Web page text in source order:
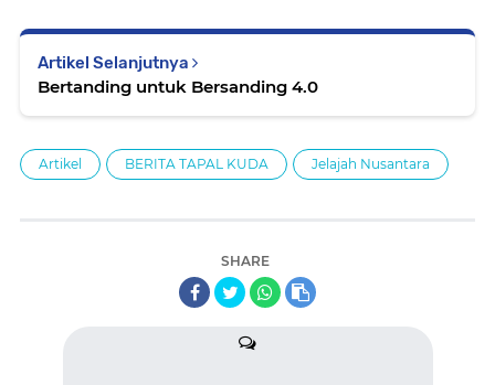
Artikel Selanjutnya
Bertanding untuk Bersanding 4.0
Artikel BERITA TAPAL KUDA Jelajah Nusantara
SHARE